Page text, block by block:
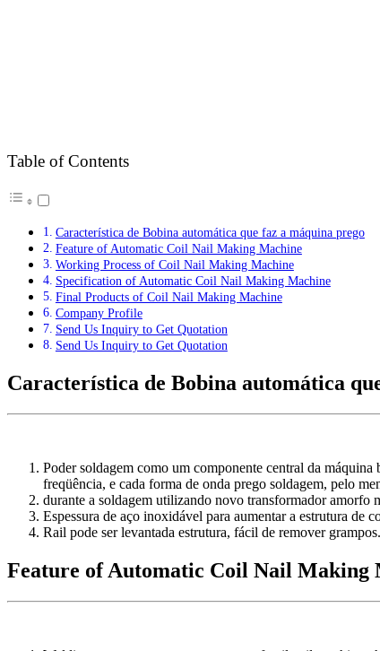
Table of Contents
Característica de Bobina automática que faz a máquina prego
Feature of Automatic Coil Nail Making Machine
Working Process of Coil Nail Making Machine
Specification of Automatic Coil Nail Making Machine
Final Products of Coil Nail Making Machine
Company Profile
Send Us Inquiry to Get Quotation
Send Us Inquiry to Get Quotation
Característica de Bobina automática
Poder soldagem como um componente central da
freqüência, e cada forma de onda prego soldagem, pelo
durante a soldagem utilizando novo transformador amorfo
Espessura de aço inoxidável para aumentar a estrutura de
Rail pode ser levantada estrutura, fácil de remover grampos.
Feature of Automatic Coil Nail Making